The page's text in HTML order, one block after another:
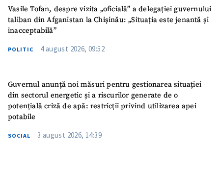
Vasile Tofan, despre vizita „oficială” a delegației guvernului
taliban din Afganistan la Chișinău: „Situația este jenantă și
inacceptabilă”
POLITIC 4 august 2026, 09:52
Guvernul anunță noi măsuri pentru gestionarea situației
din sectorul energetic și a riscurilor generate de o
potențială criză de apă: restricții privind utilizarea apei
potabile
SOCIAL 3 august 2026, 14:39